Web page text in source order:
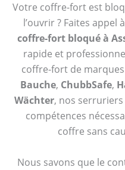
Votre coffre-fort est
l’ouvrir ? Faites appel
coffre-fort bloqué à
rapide et
coffre-fort de
Bauche, ChubbSafe,
Wächter, nos
compétences
coffre sans
Nous savons que le